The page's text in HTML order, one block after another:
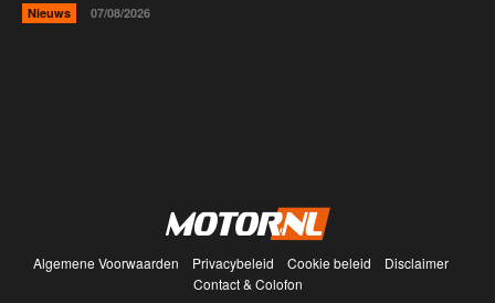
Nieuws 07/08/2026
Algemene Voorwaarden Privacybeleid Cookie beleid
Disclaimer
Contact & Colofon